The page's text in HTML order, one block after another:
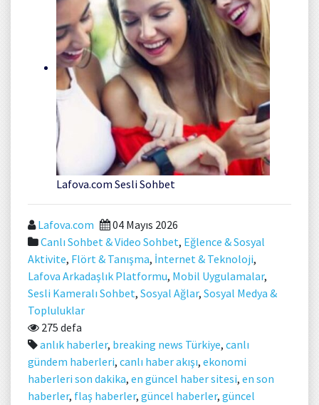
Lafova.com Sesli Sohbet
Lafova.com
04 Mayıs 2026
Canlı Sohbet & Video Sohbet, Eğlence & Sosyal
Aktivite, Flört & Tanışma, İnternet & Teknoloji,
Lafova Arkadaşlık Platformu, Mobil Uygulamalar,
Sesli Kameralı Sohbet, Sosyal Ağlar, Sosyal Medya &
Topluluklar
275 defa
anlık haberler, breaking news Türkiye, canlı
gündem haberleri, canlı haber akışı, ekonomi
haberleri son dakika, en güncel haber sitesi, en son
haberler, flaş haberler, güncel haberler, güncel